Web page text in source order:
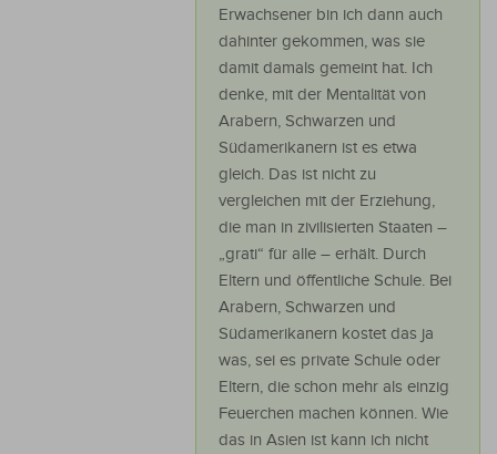
Erwachsener bin ich dann auch
dahinter gekommen, was sie
damit damals gemeint hat. Ich
denke, mit der Mentalität von
Arabern, Schwarzen und
Südamerikanern ist es etwa
gleich. Das ist nicht zu
vergleichen mit der Erziehung,
die man in zivilisierten Staaten –
„grati“ für alle – erhält. Durch
Eltern und öffentliche Schule. Bei
Arabern, Schwarzen und
Südamerikanern kostet das ja
was, sei es private Schule oder
Eltern, die schon mehr als einzig
Feuerchen machen können. Wie
das in Asien ist kann ich nicht